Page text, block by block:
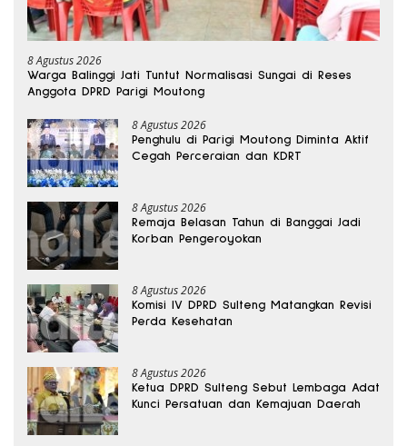
8 Agustus 2026
Warga Balinggi Jati Tuntut Normalisasi Sungai di Reses
Anggota DPRD Parigi Moutong
8 Agustus 2026
Penghulu di Parigi Moutong Diminta Aktif
Cegah Perceraian dan KDRT
8 Agustus 2026
Remaja Belasan Tahun di Banggai Jadi
Korban Pengeroyokan
8 Agustus 2026
Komisi IV DPRD Sulteng Matangkan Revisi
Perda Kesehatan
8 Agustus 2026
Ketua DPRD Sulteng Sebut Lembaga Adat
Kunci Persatuan dan Kemajuan Daerah